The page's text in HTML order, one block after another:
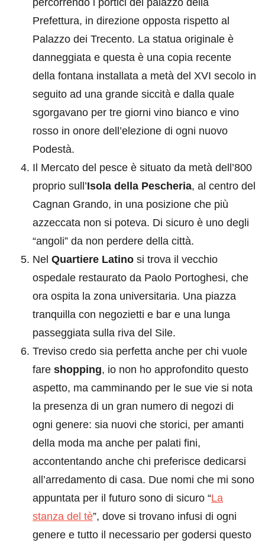
Prefettura, in direzione opposta rispetto al
Palazzo dei Trecento. La statua originale è
danneggiata e questa è una copia recente
della fontana installata a metà del XVI secolo in
seguito ad una grande siccità e dalla quale
sgorgavano per tre giorni vino bianco e vino
rosso in onore dell’elezione di ogni nuovo
Podestà.
Il Mercato del pesce è situato da metà dell’800
proprio sull’Isola della Pescheria, al centro del
Cagnan Grando, in una posizione che più
azzeccata non si poteva. Di sicuro è uno degli
“angoli” da non perdere della città.
Nel Quartiere Latino si trova il vecchio
ospedale restaurato da Paolo Portoghesi, che
ora ospita la zona universitaria. Una piazza
tranquilla con negozietti e bar e una lunga
passeggiata sulla riva del Sile.
Treviso credo sia perfetta anche per chi vuole
fare shopping, io non ho approfondito questo
aspetto, ma camminando per le sue vie si nota
la presenza di un gran numero di negozi di
ogni genere: sia nuovi che storici, per amanti
della moda ma anche per palati fini,
accontentando anche chi preferisce dedicarsi
all’arredamento di casa. Due nomi che mi sono
appuntata per il futuro sono di sicuro “La
stanza del tè”, dove si trovano infusi di ogni
genere e tutto il necessario per godersi questo